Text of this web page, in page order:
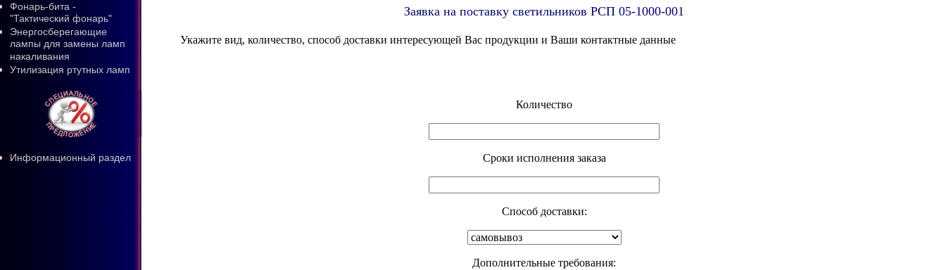
Заявка на поставку cветильников РСП 05-1000-001
Укажите вид, количество, способ доставки интересующей Вас продукции и Ваши контактные данные
Количество
Cроки исполнения заказа
Способ доставки:
Дополнительные требования:
Фонарь-бита -
"Тактический фонарь"
Энергосберегающие
лампы для замены ламп
накаливания
Утилизация ртутных ламп
Информационный раздел